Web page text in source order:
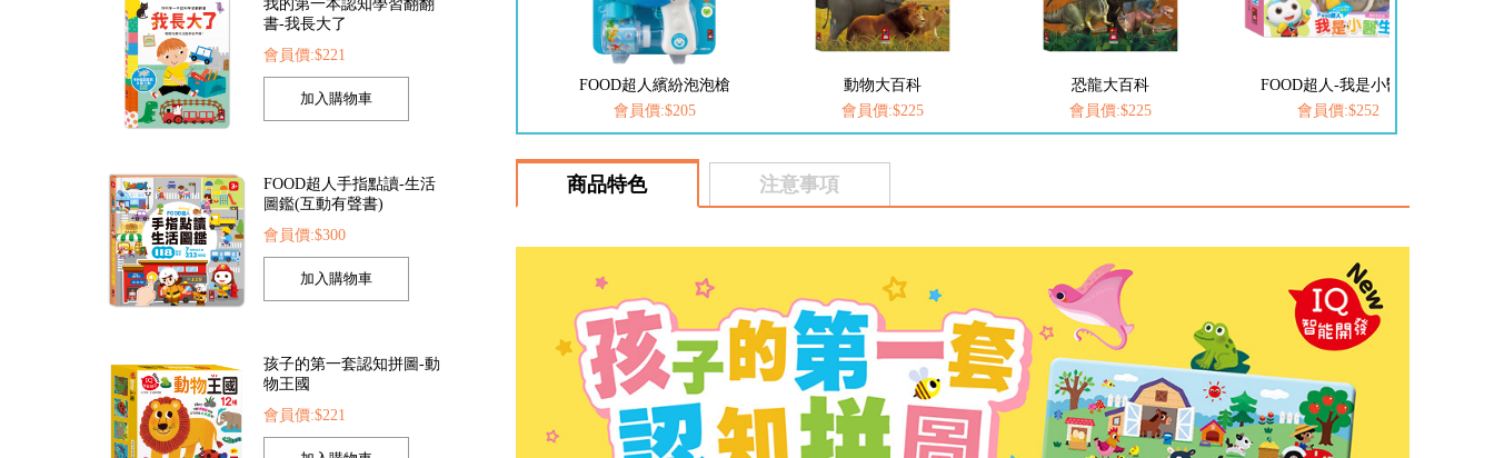
FOOD超人手指點讀-生活
圖鑑(互動有聲書)
孩子的第一套認知拼圖-動
物王國
FOOD超人夢幻泡泡槍
會員價:$205
動物大百科
會員價:$225
恐龍大百科
會員價:$225
FOOD超人-我是小醫生
會員價:$252
愛思考的小小孩(全套8冊)
會員價:$537
商品特色 注意事項